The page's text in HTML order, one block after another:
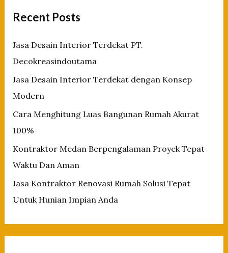
c
f
o
r
:
Recent Posts
Jasa Desain Interior Terdekat PT.
Decokreasindoutama
Jasa Desain Interior Terdekat dengan Konsep
Modern
Cara Menghitung Luas Bangunan Rumah Akurat
100%
Kontraktor Medan Berpengalaman Proyek Tepat
Waktu Dan Aman
Jasa Kontraktor Renovasi Rumah Solusi Tepat
Untuk Hunian Impian Anda